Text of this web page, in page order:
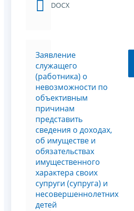
DOCX
Заявление
служащего
(работника) о
невозможности по
объективным
причинам
представить
сведения о доходах,
об имуществе и
обязательствах
имущественного
характера своих
супруги (супруга) и
несовершеннолетних
детей